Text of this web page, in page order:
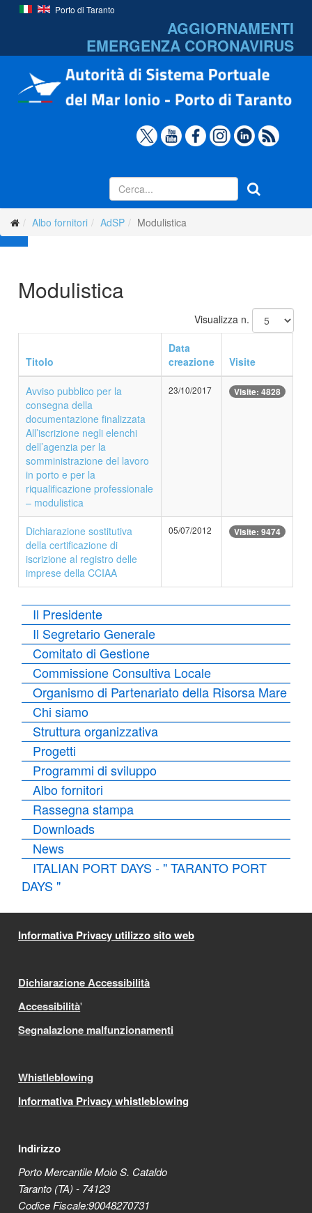
Porto di Taranto
AGGIORNAMENTI
EMERGENZA CORONAVIRUS
Albo fornitori AdSP Modulistica
Modulistica
Visualizza n.
Titolo
Data
creazione
Visite
Avviso pubblico per la
consegna della
documentazione finalizzata
All’iscrizione negli elenchi
dell’agenzia per la
somministrazione del lavoro
in porto e per la
riqualificazione professionale
– modulistica
23/10/2017 Visite: 4828
Dichiarazione sostitutiva
della certificazione di
iscrizione al registro delle
imprese della CCIAA
05/07/2012 Visite: 9474
Il Presidente
Il Segretario Generale
Comitato di Gestione
Commissione Consultiva Locale
Organismo di Partenariato della Risorsa Mare
Chi siamo
Struttura organizzativa
Progetti
Programmi di sviluppo
Albo fornitori
Rassegna stampa
Downloads
News
ITALIAN PORT DAYS - " TARANTO PORT
DAYS "
Informativa Privacy utilizzo sito web
Dichiarazione Accessibilità
Accessibilità'
Segnalazione malfunzionamenti
Whistleblowing
Informativa Privacy whistleblowing
Indirizzo
Porto Mercantile Molo S. Cataldo
Taranto (TA) - 74123
Codice Fiscale:90048270731